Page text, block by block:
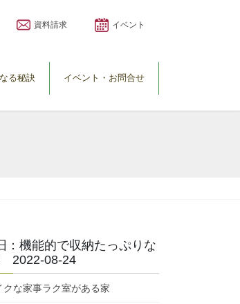
資料請求 イベント
る秘訣 イベント・お問合せ
：機能的で収納たっぷりな
2022-08-24
クな家事ラク室がある家